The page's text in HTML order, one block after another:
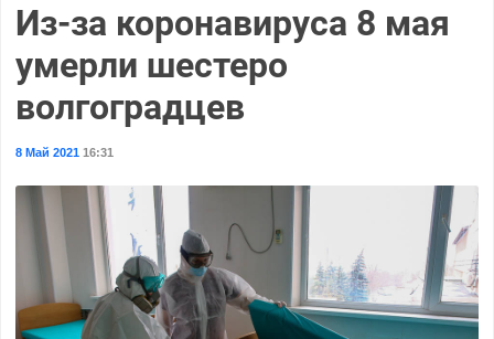
Из-за коронавируса 8 мая
умерли шестеро
волгоградцев
8 Май 202116:31